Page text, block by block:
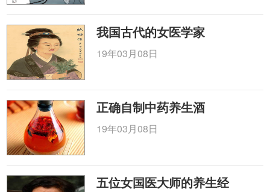
我国古代的女医学家
19年03月08日
正确自制中药养生酒
19年03月08日
五位女国医大师的养生经